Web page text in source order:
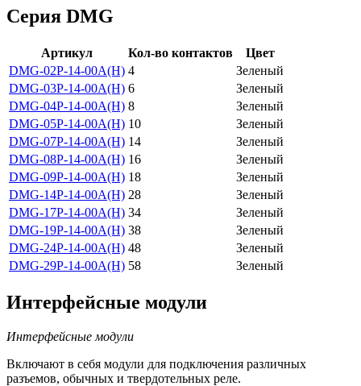
Серия DMG
Артикул Кол-во контактов
Цвет
DMG-02P-14-00A(H) 4
Зеленый
DMG-03P-14-00A(H) 6
Зеленый
DMG-04P-14-00A(H) 8
Зеленый
DMG-05P-14-00A(H) 10
Зеленый
DMG-07P-14-00A(H) 14
Зеленый
DMG-08P-14-00A(H) 16
Зеленый
DMG-09P-14-00A(H) 18
Зеленый
DMG-14P-14-00A(H) 28
Зеленый
DMG-17P-14-00A(H) 34
Зеленый
DMG-19P-14-00A(H) 38
Зеленый
DMG-24P-14-00A(H) 48
Зеленый
DMG-29P-14-00A(H) 58 Зеленый
Интерфейсные модули
Интерфейсные модули
Включают в себя модули для подключения различных
разъемов, обычных и твердотельных реле.